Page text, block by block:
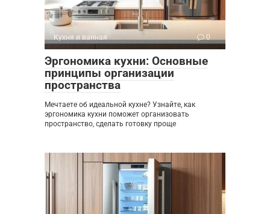
Кухня и ванная 0
Эргономика кухни: Основные
принципы организации
пространства
Мечтаете об идеальной кухне? Узнайте, как
эргономика кухни поможет организовать
пространство, сделать готовку проще